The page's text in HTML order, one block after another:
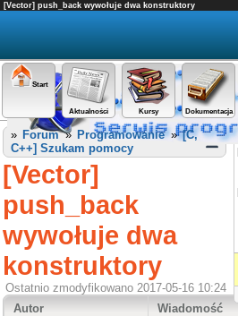
[Vector] push_back wywołuje dwa konstruktory
Start
Aktualności Kursy Dokumentacja
» Forum» Programowanie»[C,
C++] Szukam pomocy
[Vector]
push_back
wywołuje dwa
konstruktory
Ostatnio zmodyfikowano 2017-05-16 10:24
Autor
Wiadomość